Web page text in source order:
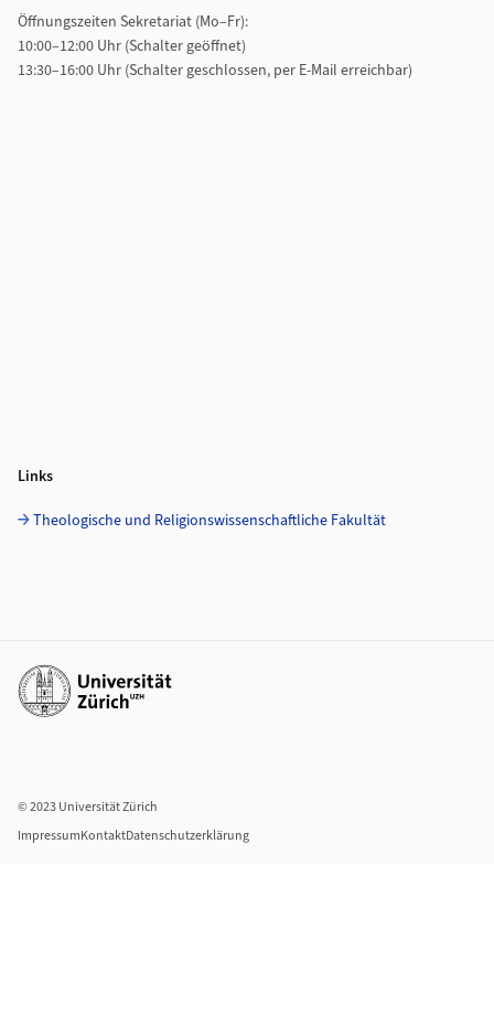
Öffnungszeiten Sekretariat (Mo–Fr):
10:00–12:00 Uhr (Schalter geöffnet)
13:30–16:00 Uhr (Schalter geschlossen, per E-Mail erreichbar)
Links
Theologische und Religionswissenschaftliche Fakultät
Weiterführende Links
© 2023 Universität Zürich
ImpressumKontaktDatenschutzerklärung